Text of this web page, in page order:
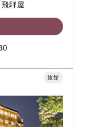
騨屋
旅館